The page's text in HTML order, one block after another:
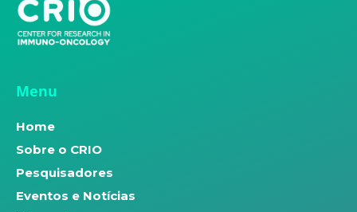
Menu
Home
Sobre o CRIO
Pesquisadores
Eventos e Notícias